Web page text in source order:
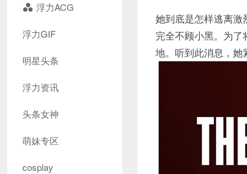
浮力ACG
浮力GIF
明星头条
浮力资讯
头条女神
萌妹专区
cosplay
她到底是怎样逃离激
完全不顾小黑。为
地。听到此消息，她